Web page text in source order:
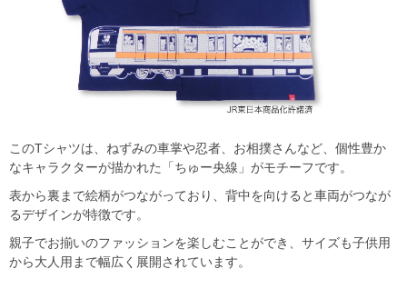
このTシャツは、ねずみの車掌や忍者、お相撲さんなど、個性豊か
なキャラクターが描かれた「ちゅー央線」がモチーフです。
表から裏まで絵柄がつながっており、背中を向けると車両がつなが
るデザインが特徴です。
親子でお揃いのファッションを楽しむことができ、サイズも子供用
から大人用まで幅広く展開されています。